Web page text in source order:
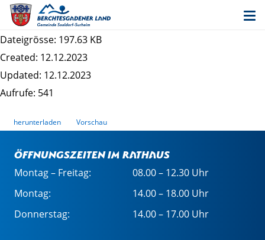
Information nach DSGVO_Fundwesen und
Fischereischeine
Dateigrösse: 197.63 KB
Created: 12.12.2023
Updated: 12.12.2023
Aufrufe: 541
herunterladen Vorschau
Öffnungszeiten im Rathaus
Montag – Freitag:
08.00 – 12.30 Uhr
Montag:
14.00 – 18.00 Uhr
Donnerstag:
14.00 – 17.00 Uhr